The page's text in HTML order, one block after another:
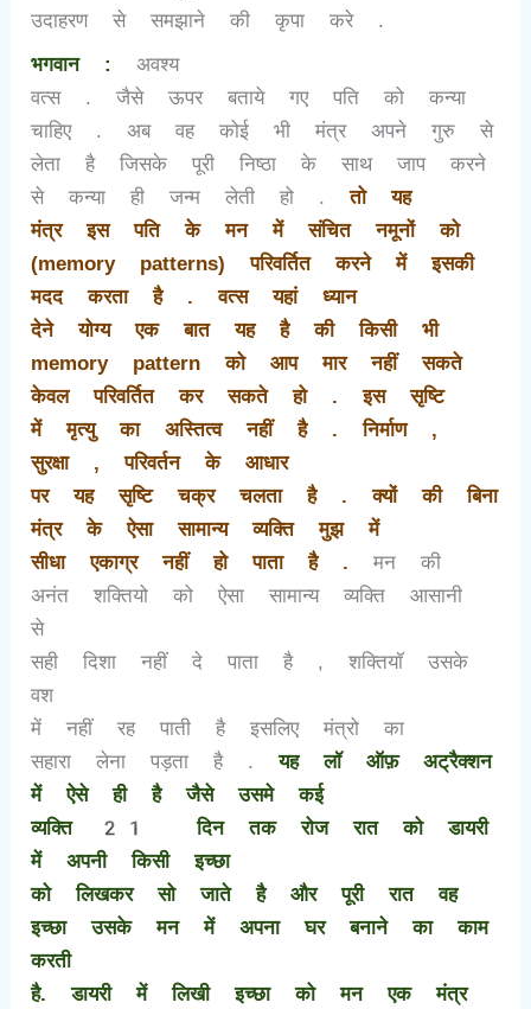
उदाहरण से समझाने की कृपा करे .
भगवान :
अवश्य
वत्स . जैसे ऊपर बताये गए पति को कन्या
चाहिए . अब वह कोई भी मंत्र अपने गुरु से
लेता है जिसके पूरी निष्ठा के साथ जाप करने
से कन्या ही जन्म लेती हो .तो यह
मंत्र इस पति के मन में संचित नमूनों को
(memory patterns)परिवर्तित करने में इसकी
मदद करता है . वत्स यहां ध्यान
देने योग्य एक बात यह है की किसी भी
memory patternको आप मार नहीं सकते
केवल परिवर्तित कर सकते हो . इस सृष्टि
में मृत्यु का अस्तित्व नहीं है . निर्माण ,
सुरक्षा ,परिवर्तन के आधार
पर यह सृष्टि चक्र चलता है . क्यों की बिना
मंत्र के ऐसा सामान्य व्यक्ति मुझ में
सीधा एकाग्र नहीं हो पाता है .मन की
अनंत शक्तियो को ऐसा सामान्य व्यक्ति आसानी
से
सही दिशा नहीं दे पाता है ,शक्तियॉ उसके
वश
में नहीं रह पाती है इसलिए मंत्रो का
सहारा लेना पड़ता है .यह लॉ ऑफ़ अट्रैक्शन
में ऐसे ही है जैसे उसमे कई
व्यक्ति
21
दिन तक रोज रात को डायरी
में अपनी किसी इच्छा
को लिखकर सो जाते है और पूरी रात वह
इच्छा उसके मन में अपना घर बनाने का काम
करती
है. डायरी में लिखी इच्छा को मन एक मंत्र